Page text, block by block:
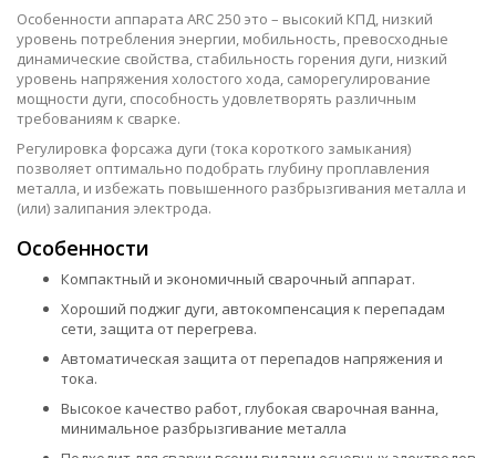
Особенности аппарата ARC 250 это – высокий КПД, низкий
уровень потребления энергии, мобильность, превосходные
динамические свойства, стабильность горения дуги, низкий
уровень напряжения холостого хода, саморегулирование
мощности дуги, способность удовлетворять различным
требованиям к сварке.
Регулировка форсажа дуги (тока короткого замыкания)
позволяет оптимально подобрать глубину проплавления
металла, и избежать повышенного разбрызгивания металла и
(или) залипания электрода.
Особенности
Компактный и экономичный сварочный аппарат.
Хороший поджиг дуги, автокомпенсация к перепадам
сети, защита от перегрева.
Автоматическая защита от перепадов напряжения и
тока.
Высокое качество работ, глубокая сварочная ванна,
минимальное разбрызгивание металла